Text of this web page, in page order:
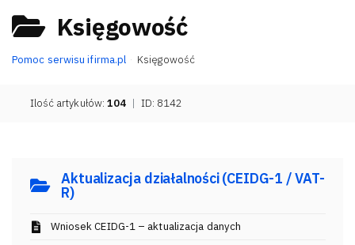
Księgowość
Pomoc serwisu ifirma.pl Księgowość
Ilość artykułów:104 | ID: 8142
Aktualizacja działalności (CEIDG-1 / VAT-
R)
Wniosek CEIDG-1 – aktualizacja danych